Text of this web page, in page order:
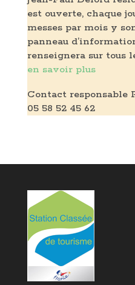
est ouverte, chaque
messes par mois y
panneau
renseignera sur tous
en savoir plus
Contact responsable
05 58 52 45 62